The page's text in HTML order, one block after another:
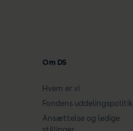
Om DS
Hvem er vi
Fondens uddelingspolitik
Ansættelse og ledige